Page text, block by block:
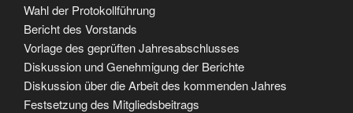
Wahl der Protokollführung
Bericht des Vorstands
Vorlage des geprüften Jahresabschlusses
Diskussion und Genehmigung der Berichte
Diskussion über die Arbeit des kommenden Jahres
Festsetzung des Mitgliedsbeitrags